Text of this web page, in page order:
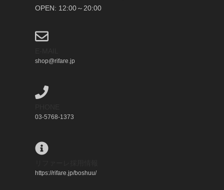
OPEN: 12:00～20:00
shop@rifare.jp
03-5768-1373
https://rifare.jp/boshuu/